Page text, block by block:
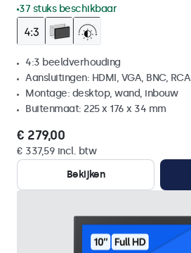
37 stuks beschikbaar
4:3 beeldverhouding
Aansluitingen: HDMI, VGA, BNC, RCA
Montage: desktop, wand, inbouw
Buitenmaat: 225 x 176 x 34 mm
€ 279,00
€ 337,59 incl. btw
Bekijken